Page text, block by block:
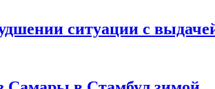
ситуации с